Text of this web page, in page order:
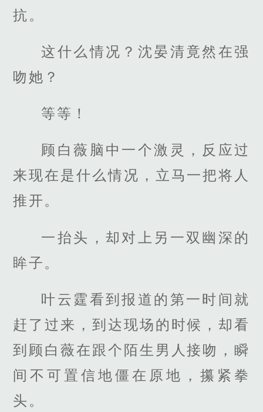
抗。
这什么情况？沈晏清竟然在强
吻她？
等等！
顾白薇脑中一个激灵，反应过
来现在是什么情况，立马一把将人
推开。
一抬头，却对上另一双幽深的
眸子。
叶云霆看到报道的第一时间就
赶了过来，到达现场的时候，却看
到顾白薇在跟个陌生男人接吻，瞬
间不可置信地僵在原地，攥紧拳
头。